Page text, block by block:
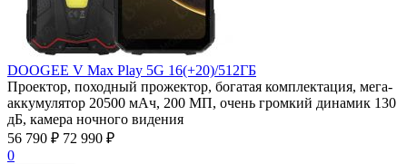
DOOGEE V Max Play 5G 16(+20)/512ГБ
Проектор, походный прожектор, богатая комплектация, мега-
аккумулятор 20500 мАч, 200 МП, очень громкий динамик 130
дБ, камера ночного видения
56 790 ₽ 72 990 ₽
0